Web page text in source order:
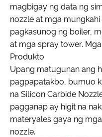
magbigay ng data ng
nozzle at mga
pagkasunog ng boiler,
at mga spray tower.
Produkto
Upang matugunan ang
pagpapatakbo, bumuo
na Silicon Carbide
pagganap ay higit na
materyales gaya ng
nozzle.